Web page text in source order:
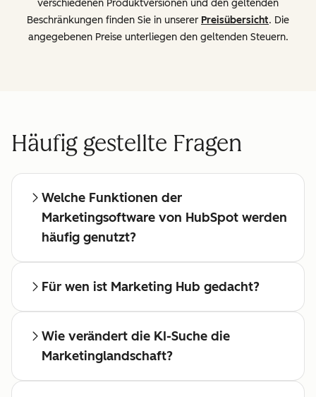
verschiedenen Produktversionen und den geltenden
Beschränkungen finden Sie in unserer Preisübersicht. Die
angegebenen Preise unterliegen den geltenden Steuern.
Häufig gestellte Fragen
Welche Funktionen der
Marketingsoftware von HubSpot werden
häufig genutzt?
Für wen ist Marketing Hub gedacht?
Wie verändert die KI-Suche die
Marketinglandschaft?